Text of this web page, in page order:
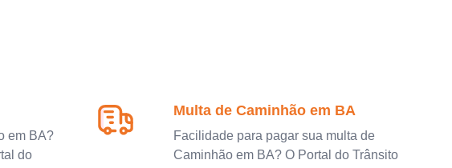
em BA?
do
Multa de Caminhão em BA
Facilidade para pagar sua multa de
Caminhão em BA? O Portal do Trânsito